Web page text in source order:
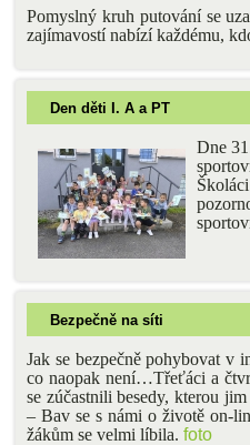
Pomyslný kruh putování se
zajímavostí nabízí každému,
Den děti I. A a PT
Dne
Bezpečně na síti
Jak se bezpečně pohybovat v
co naopak není…Třeťáci a
se zúčastnili besedy, kterou
– Bav se s námi o životě on-
žákům se velmi líbila. foto